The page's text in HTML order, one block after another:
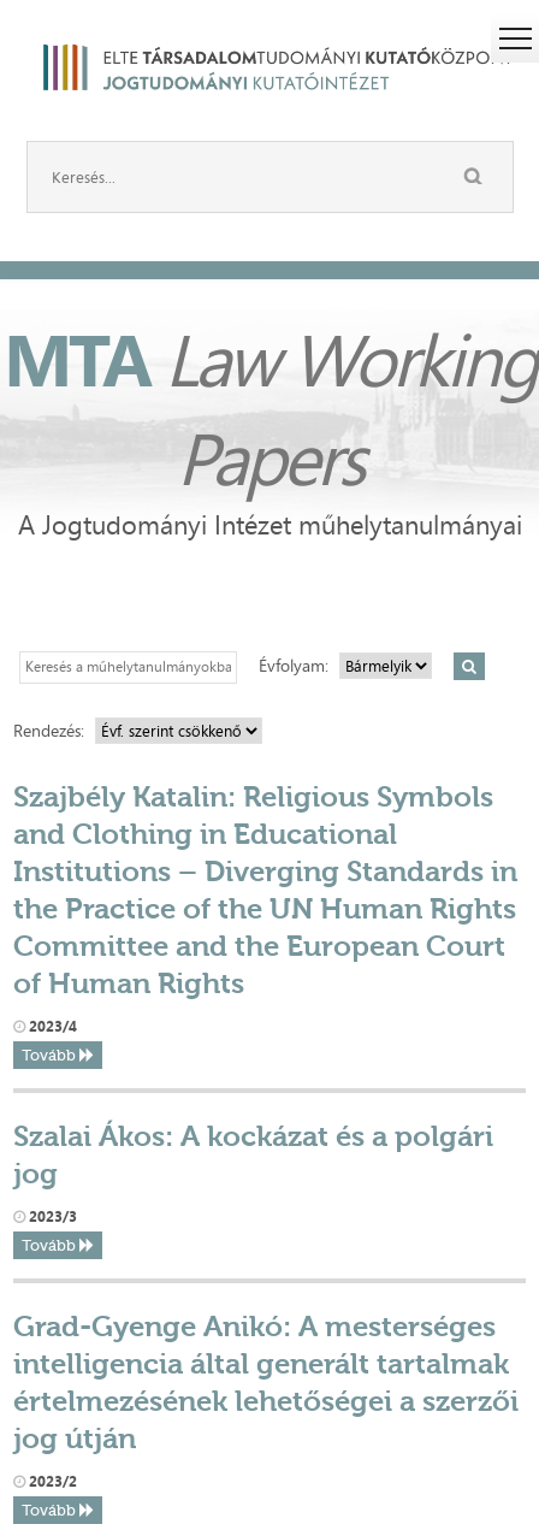
MTALaw Working
Papers
A Jogtudományi Intézet műhelytanulmányai
Évfolyam:
Rendezés:
Szajbély Katalin: Religious Symbols
and Clothing in Educational
Institutions – Diverging Standards in
the Practice of the UN Human Rights
Committee and the European Court
of Human Rights
2023/4
Tovább
Szalai Ákos: A kockázat és a polgári
jog
2023/3
Tovább
Grad-Gyenge Anikó: A mesterséges
intelligencia által generált tartalmak
értelmezésének lehetőségei a szerzői
jog útján
2023/2
Tovább